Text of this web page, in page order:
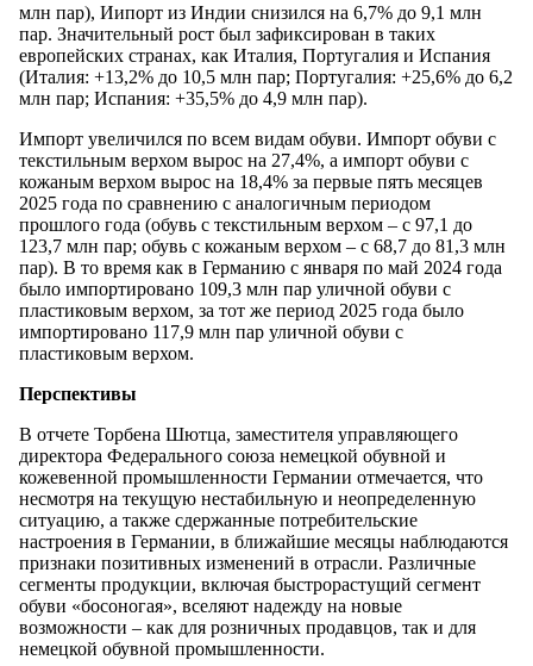
млн пар), Иипорт из Индии снизился на 6,7% до 9,1 млн
пар. Значительный рост был зафиксирован в таких
европейских странах, как Италия, Португалия и Испания
(Италия: +13,2% до 10,5 млн пар; Португалия: +25,6% до 6,2
млн пар; Испания: +35,5% до 4,9 млн пар).
Импорт увеличился по всем видам обуви. Импорт обуви с
текстильным верхом вырос на 27,4%, а импорт обуви с
кожаным верхом вырос на 18,4% за первые пять месяцев
2025 года по сравнению с аналогичным периодом
прошлого года (обувь с текстильным верхом – с 97,1 до
123,7 млн ​​пар; обувь с кожаным верхом – с 68,7 до 81,3 млн
пар). В то время как в Германию с января по май 2024 года
было импортировано 109,3 млн пар уличной обуви с
пластиковым верхом, за тот же период 2025 года было
импортировано 117,9 млн пар уличной обуви с
пластиковым верхом.
Перспективы
В отчете Торбена Шютца, заместителя управляющего
директора Федерального союза немецкой обувной и
кожевенной промышленности Германии отмечается, что
несмотря на текущую нестабильную и неопределенную
ситуацию, а также сдержанные потребительские
настроения в Германии, в ближайшие месяцы наблюдаются
признаки позитивных изменений в отрасли. Различные
сегменты продукции, включая быстрорастущий сегмент
обуви «босоногая», вселяют надежду на новые
возможности – как для розничных продавцов, так и для
немецкой обувной промышленности.